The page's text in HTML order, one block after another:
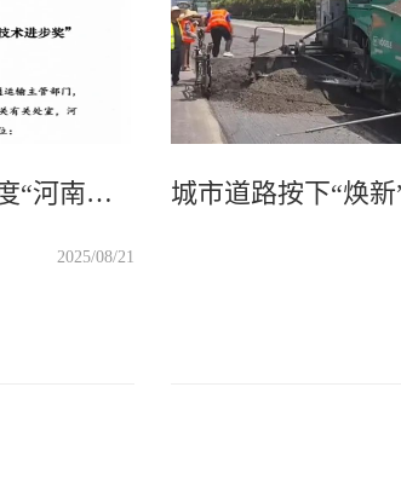
河南省公路学会公布2025年度“河南省交通运输科学技术进步奖”获奖项目及人员名单，授予“道路隐性病害精准智能诊断关键技术及应用”与“在役桥梁伸缩缝快速更换与修复一体化技术体系构建及工程应用”2个项目成果为“河南省交通运输科学技术进步一等奖”！
2025/08/21